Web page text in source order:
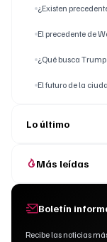
¿Existen
El precedente de
¿Qué busca
El futuro de la
Lo último
Más leídas
Boletín
Recibe las noticias